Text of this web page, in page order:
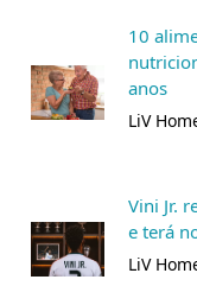
10
anos
LiV
Vini Jr.
e terá
LiV